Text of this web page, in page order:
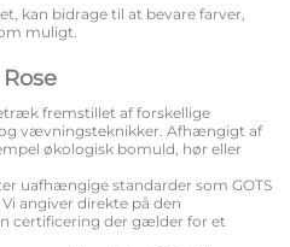
kan bidrage til at bevare farver,
muligt.
fremstillet af forskellige
vævningsteknikker. Afhængigt af
økologisk bomuld, hør eller
uafhængige standarder som GOTS
angiver direkte på den
certificering der gælder for et